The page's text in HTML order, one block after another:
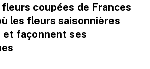
coupées de Frances
les fleurs saisonnières
et façonnent ses